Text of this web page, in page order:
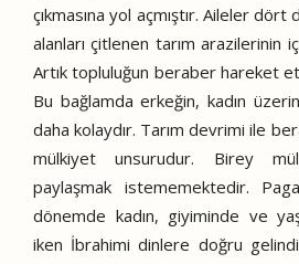
çıkmasına yol açmıştır. Aileler dört
alanları çitlenen tarım arazilerinin
Artık topluluğun beraber hareket
Bu bağlamda erkeğin, kadın
daha kolaydır. Tarım devrimi ile
mülkiyet unsurudur. Birey
paylaşmak istememektedir.
dönemde kadın, giyiminde ve
iken İbrahimi dinlere doğru